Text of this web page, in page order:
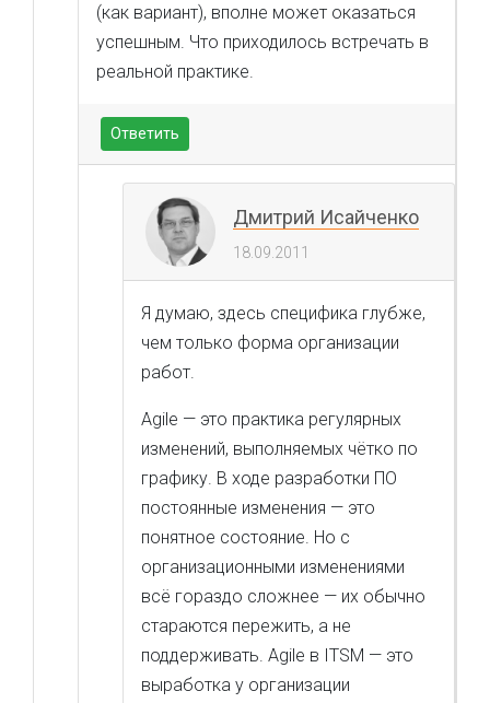
(как вариант), вполне может оказаться
успешным. Что приходилось встречать в
реальной практике.
Ответить
Дмитрий Исайченко
18.09.2011
Я думаю, здесь специфика глубже,
чем только форма организации
работ.
Agile — это практика регулярных
изменений, выполняемых чётко по
графику. В ходе разработки ПО
постоянные изменения — это
понятное состояние. Но с
организационными изменениями
всё гораздо сложнее — их обычно
стараются пережить, а не
поддерживать. Agile в ITSM — это
выработка у организации